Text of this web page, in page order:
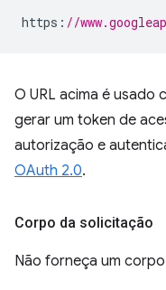
https : //
O URL acima é
gerar um token de
autorização e
OAuth 2.0.
Corpo da solicitação
Não forneça um